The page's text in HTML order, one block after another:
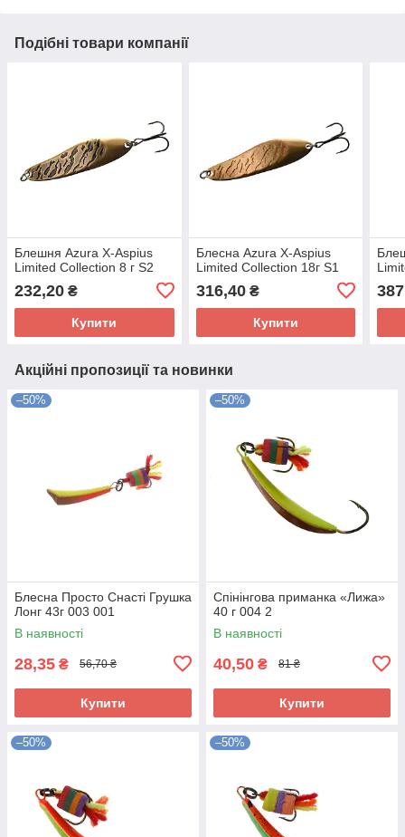
Подібні товари компанії
Блешня Azura X-Aspius
Limited Collection 8 г S2
232,20 ₴
Купити
Блесна Azura X-Aspius
Limited Collection 18г S1
316,40₴
Купити
387
Акційні пропозиції та новинки
–50%
Блесна Просто Снасті Грушка
Лонг 43г 003 001
В наявності
28,35 ₴ 56,70 ₴
Купити
–50%
Спінінгова приманка «Лижа»
40 г 004 2
В наявності
40,50 ₴ 81 ₴
Купити
–50% –50%